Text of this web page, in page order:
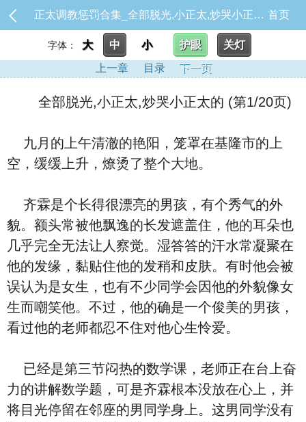
正太调教惩罚合集_全部脱光,小正太,炒哭小正太的 首页
字体： 大 中 小 护眼
关灯
上一章
目录 下一页
全部脱光,小正太,炒哭小正太的 (第1/20页)
九月的上午清澈的艳阳，笼罩在基隆市的上
空，缓缓上升，燎烫了整个大地。
齐霖是个长得很漂亮的男孩，有个秀气的外
貌。额头常被他飘逸的长发遮盖住，他的耳朵也
几乎完全无法让人察觉。湿答答的汗水常凝聚在
他的发缘，黏贴住他的发稍和皮肤。有时他会被
误认为是女生，也有不少同学会因他的外貌像女
生而嘲笑他。不过，他的确是一个俊美的男孩，
看过他的老师都忍不住对他心生怜爱。
已经是第三节闷热的数学课，老师正在台上奋
力的讲解数学题，可是齐霖根本没放在心上，并
将目光停留在邻座的男同学身上。这男同学没有